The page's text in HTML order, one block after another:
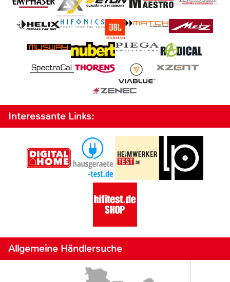
Interessante Links:
Allgemeine Händlersuche